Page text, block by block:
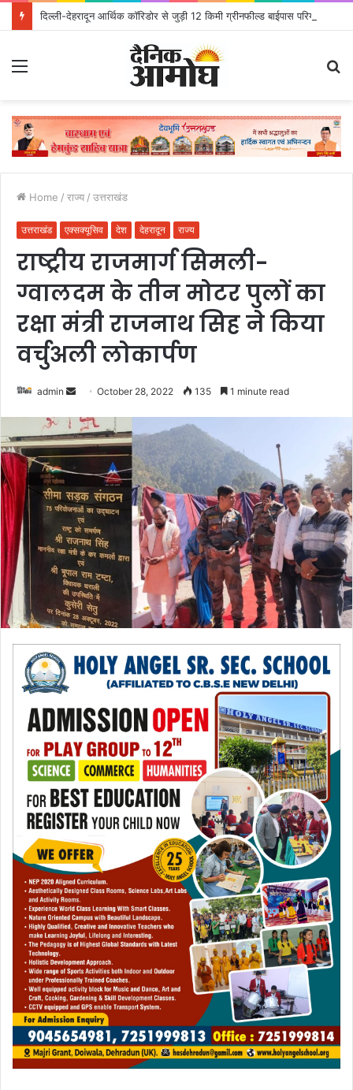
Home / राज्य / उत्तराखंड
उत्तराखंड एक्सक्यूसिव देश देहरादून राज्य
राष्ट्रीय राजमार्ग सिमली-
ग्वालदम के तीन मोटर पुलों का
रक्षा मंत्री राजनाथ सिह ने किया
वर्चुअली लोकार्पण
admin
n
d
n
e
m
a
i
l
October 28, 2022 135 1 minute read